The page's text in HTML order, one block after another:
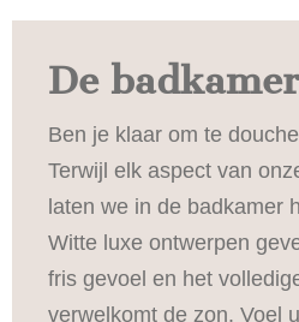
De badkamer
Ben je klaar om te
Terwijl elk aspect van
laten we in de badkamer
Witte luxe ontwerpen
fris gevoel en het
verwelkomt de zon. Voel